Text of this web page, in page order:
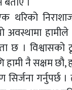
छ ।
हामी नै सक्षम छौ,
सिर्जना गर्नुपर्छ